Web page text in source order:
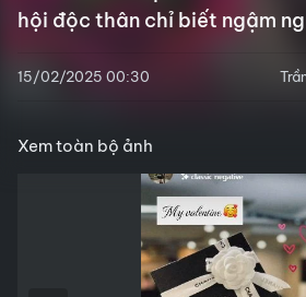
hội độc thân chỉ biết ngậm
15/02/2025 00:30
Xem toàn bộ ảnh